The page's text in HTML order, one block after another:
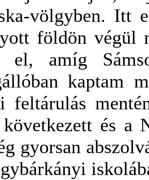
völgyben. Itt
földön végül
el, amíg
kaptam
feltárulás
és a
gyorsan